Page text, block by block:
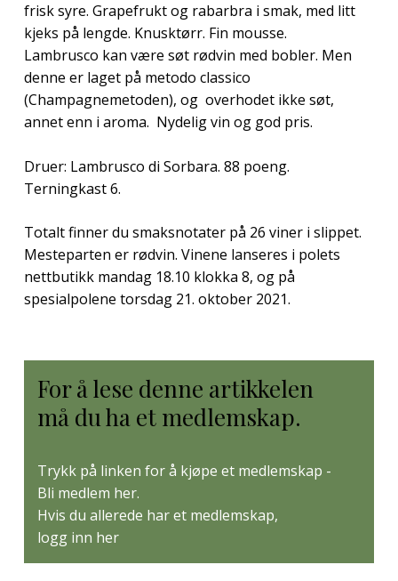
frisk syre. Grapefrukt og rabarbra i smak, med litt
kjeks på lengde. Knusktørr. Fin mousse.
Lambrusco kan være søt rødvin med bobler. Men
denne er laget på metodo classico
(Champagnemetoden), og overhodet ikke søt,
annet enn i aroma. Nydelig vin og god pris.
Druer: Lambrusco di Sorbara. 88 poeng.
Terningkast 6.
Totalt finner du smaksnotater på 26 viner i slippet.
Mesteparten er rødvin. Vinene lanseres i polets
nettbutikk mandag 18.10 klokka 8, og på
spesialpolene torsdag 21. oktober 2021.
For å lese denne artikkelen
må du ha et medlemskap.
Trykk på linken for å kjøpe et medlemskap -
Bli medlem her.
Hvis du allerede har et medlemskap,
logg inn her